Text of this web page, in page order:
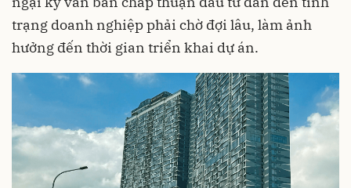
trạng doanh nghiệp phải chờ đợi lâu, làm ảnh
hưởng đến thời gian triển khai dự án.